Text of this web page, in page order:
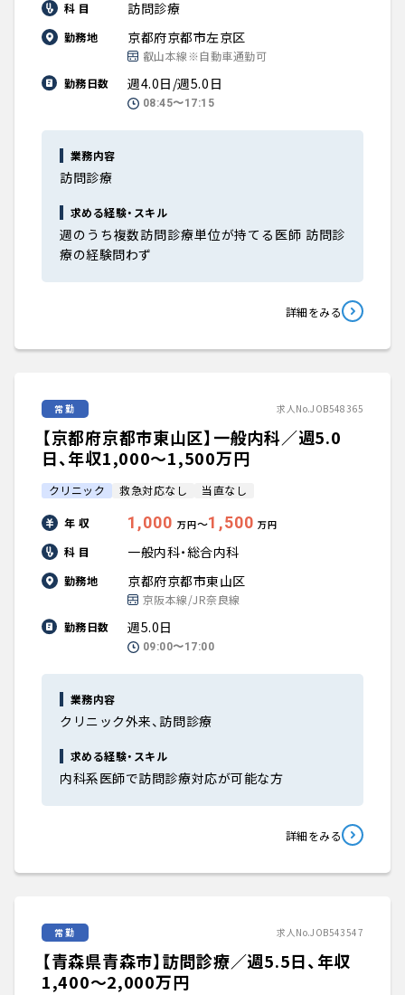
科 目
訪問診療
勤務地 京都府京都市左京区
叡山本線※自動車通勤可
勤務日数
週4.0日/週5.0日
08:45〜17:15
業務内容
訪問診療
求める経験・スキル
週のうち複数訪問診療単位が持てる医師 訪問診
療の経験問わず
詳細をみる
常勤 求人No.JOB548365
【京都府京都市東山区】一般内科／週5.0
日、年収1,000〜1,500万円
クリニック 救急対応なし 当直なし
年 収 1,000 万円〜1,500 万円
科 目 一般内科・総合内科
勤務地 京都府京都市東山区
京阪本線/JR奈良線
勤務日数
週5.0日
09:00〜17:00
業務内容
クリニック外来、訪問診療
求める経験・スキル
内科系医師で訪問診療対応が可能な方
詳細をみる
常勤 求人No.JOB543547
【青森県青森市】訪問診療／週5.5日、年収
1,400〜2,000万円